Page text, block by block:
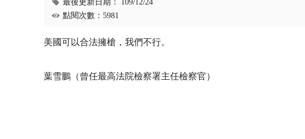
最後更新日期： 109/12/24
點閱次數：5981
美國可以合法擁槍，我們不行。
葉雪鵬（曾任最高法院檢察署主任檢察官）